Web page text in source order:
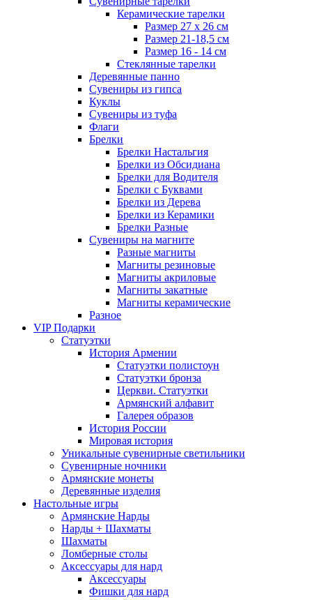
Керамические тарелки
Размер 27 х 26 см
Размер 21-18,5 см
Размер 16 - 14 см
Стеклянные тарелки
Деревянные панно
Сувениры из гипса
Куклы
Сувениры из туфа
Флаги
Брелки
Брелки Настальгия
Брелки из Обсидиана
Брелки для Водителя
Брелки с Буквами
Брелки из Дерева
Брелки из Керамики
Брелки Разные
Сувениры на магните
Разные магниты
Магниты резиновые
Магниты акриловые
Магниты закатные
Магниты керамические
Разное
VIP Подарки
Статуэтки
История Армении
Статуэтки полистоун
Статуэтки бронза
Церкви. Статуэтки
Армянский алфавит
Галерея образов
История России
Мировая история
Уникальные сувенирные светильники
Сувенирные ночники
Армянские монеты
Деревянные изделия
Настольные игры
Армянские Нарды
Нарды + Шахматы
Шахматы
Ломберные столы
Аксессуары для нард
Аксессуары
Фишки для нард